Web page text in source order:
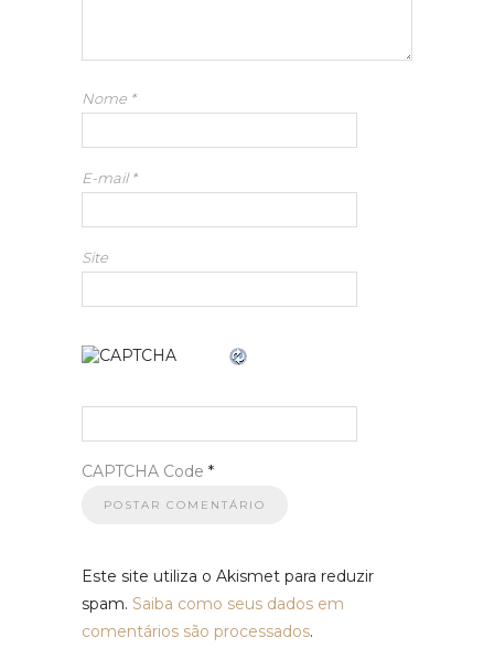
Nome *
E-mail*
Site
CAPTCHA Code *
Este site utiliza o Akismet para reduzir
spam. Saiba como seus dados em
comentários são processados.